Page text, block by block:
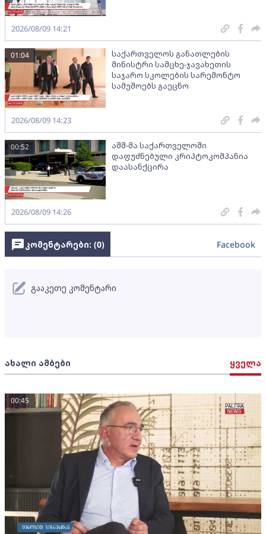
2026/08/09 14:21
საქართველოს განათლების
მინისტრი სამცხე-ჯავახეთის
საჯარო სკოლების სარემონტო
სამუშოებს გაეცნო
01:04
2026/08/09 14:23
აშშ-მა საქართველოში
დაფუძნებული კრიპტოკომპანია
დაასანქცირა
00:52
2026/08/09 14:26
ახალი ამბები ყველა
00:45
კომენტარები: (0) Facebook
გააკეთე კომენტარი